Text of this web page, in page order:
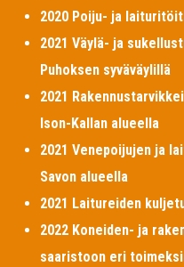
2020 Poiju- ja
2021 Väylä- ja
Puhoksen syväväylillä
2021
Ison-Kallan alueella
2021 Venepoijujen ja
Savon alueella
2021 Laitureiden
2022 Koneiden- ja
saaristoon eri